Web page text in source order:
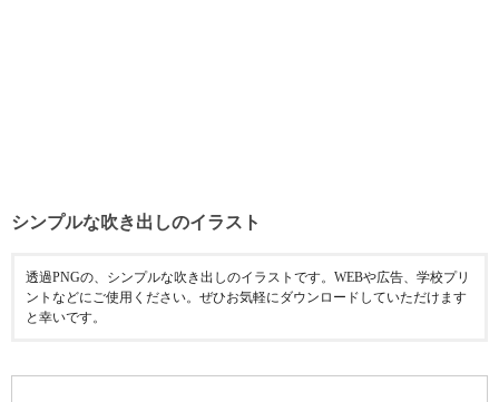
シンプルな吹き出しのイラスト
透過PNGの、シンプルな吹き出しのイラストです。WEBや広告、学校プリ
ントなどにご使用ください。ぜひお気軽にダウンロードしていただけます
と幸いです。